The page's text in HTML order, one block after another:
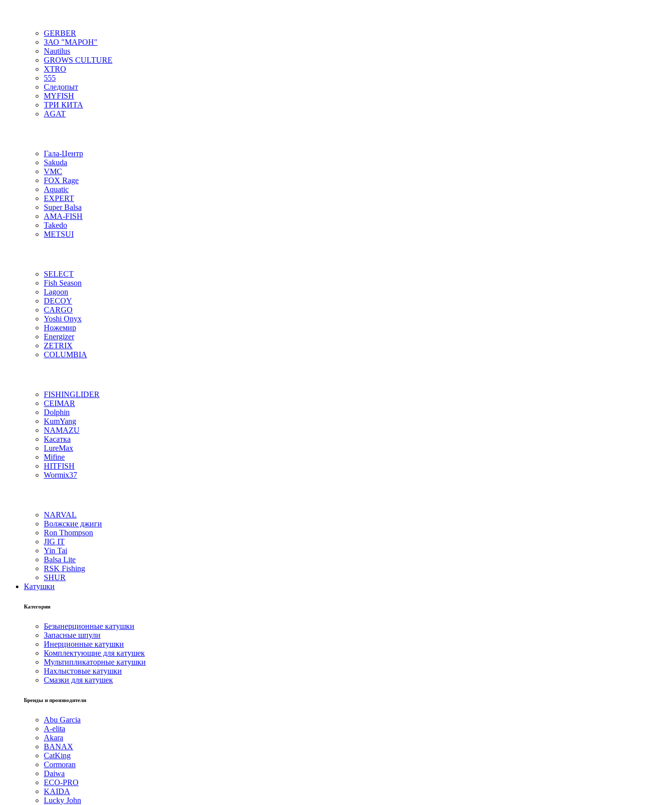
GERBER
ЗАО "МАРОН"
Nautilus
GROWS CULTURE
XTRO
555
Следопыт
MYFISH
ТРИ КИТА
AGAT
Гала-Центр
Sakuda
VMC
FOX Rage
Aquatic
EXPERT
Super Balsa
AMA-FISH
Takedo
METSUI
SELECT
Fish Season
Lagoon
DECOY
CARGO
Yoshi Onyx
Ножемир
Energizer
ZETRIX
COLUMBIA
FISHINGLIDER
CEIMAR
Dolphin
KumYang
NAMAZU
Касатка
LureMax
Mifine
HITFISH
Wormix37
NARVAL
Волжские джиги
Ron Thompson
JIG IT
Yin Tai
Balsa Lite
RSK Fishing
SHUR
Катушки
Категории
Безынерционные катушки
Запасные шпули
Инерционные катушки
Комплектующие для катушек
Мультипликаторные катушки
Нахлыстовые катушки
Смазки для катушек
Бренды и производители
Abu Garcia
A-elita
Akara
BANAX
CatKing
Cormoran
Daiwa
ECO-PRO
KAIDA
Lucky John